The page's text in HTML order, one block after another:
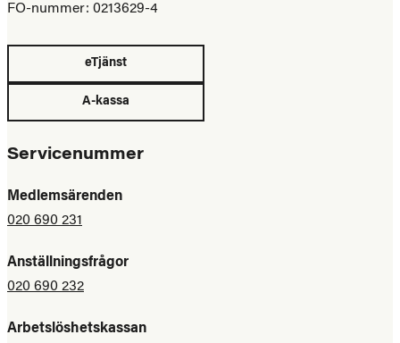
FO-nummer: 0213629-4
eTjänst
A-kassa
Servicenummer
Medlemsärenden
020 690 231
Anställningsfrågor
020 690 232
Arbetslöshetskassan